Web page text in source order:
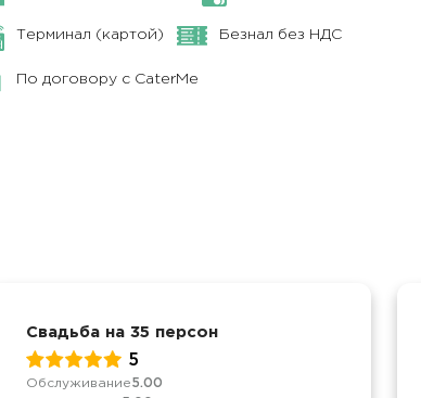
Терминал (картой) Безнал без НДС
По договору с CaterMe
Свадьба на 35 персон
5
Обслуживание5.00